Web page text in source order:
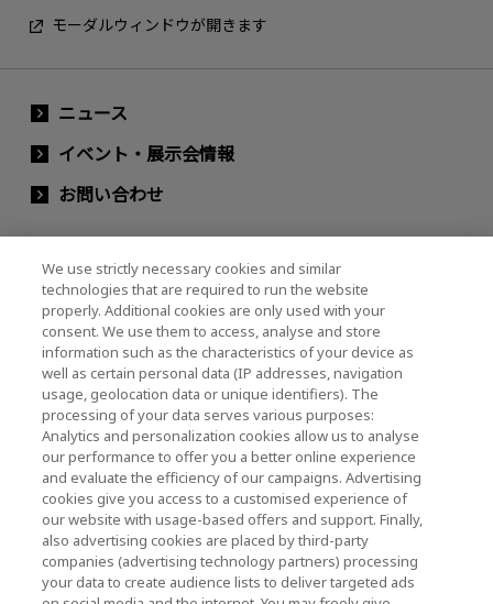
モーダルウィンドウが開きます
ニュース
イベント・展示会情報
お問い合わせ
キオクシアホールディングス株式会社（グルー
プ・IR情報）
キオクシアホールディングス株式会社 ホーム
株主・投資家情報
ソーシャルメディア公式アカウント一覧
We use strictly necessary cookies and similar
technologies that are required to run the website
properly. Additional cookies are only used with your
consent. We use them to access, analyse and store
information such as the characteristics of your device as
well as certain personal data (IP addresses, navigation
usage, geolocation data or unique identifiers). The
processing of your data serves various purposes:
Analytics and personalization cookies allow us to analyse
our performance to offer you a better online experience
and evaluate the efficiency of our campaigns. Advertising
cookies give you access to a customised experience of
our website with usage-based offers and support. Finally,
also advertising cookies are placed by third-party
companies (advertising technology partners) processing
your data to create audience lists to deliver targeted ads